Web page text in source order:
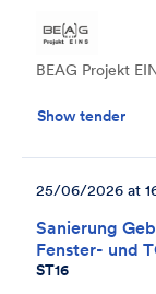
BEAG Projekt
Show tender
Sanierung
Fenster- und
ST16
25/06/2026 at